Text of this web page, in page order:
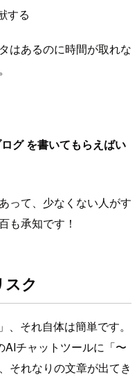
する
はあるのに時間が取れな
グを書いてもらえばい
て、少なくない人がす
も承知です！
ク
、それ自体は簡単です。
チャットツールに「〜
それなりの文章が出てき